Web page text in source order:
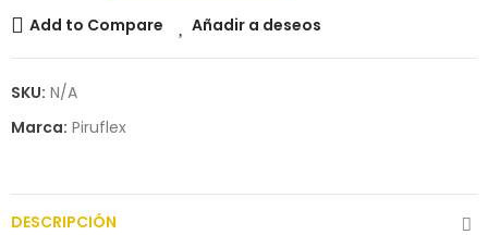
Add to Compare Añadir a deseos
SKU: N/A
Marca: Piruflex
DESCRIPCIÓN